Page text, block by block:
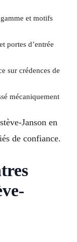
et motifs
portes d’entrée
sur crédences de
mécaniquement
Janson en
de confiance.